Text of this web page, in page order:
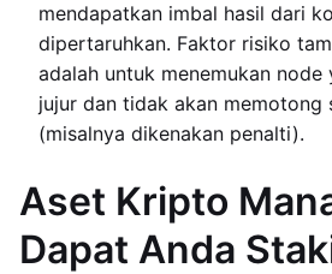
mendapatkan imbal hasil dari
dipertaruhkan. Faktor risiko
adalah untuk menemukan node
jujur dan tidak akan memotong
(misalnya dikenakan penalti).
Aset Kripto
Dapat Anda